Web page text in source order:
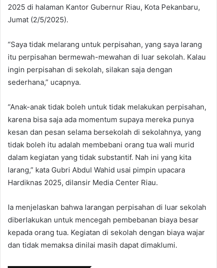
2025 di halaman Kantor Gubernur Riau, Kota Pekanbaru,
Jumat (2/5/2025).
“Saya tidak melarang untuk perpisahan, yang saya larang
itu perpisahan bermewah-mewahan di luar sekolah. Kalau
ingin perpisahan di sekolah, silakan saja dengan
sederhana,” ucapnya.
“Anak-anak tidak boleh untuk tidak melakukan perpisahan,
karena bisa saja ada momentum supaya mereka punya
kesan dan pesan selama bersekolah di sekolahnya, yang
tidak boleh itu adalah membebani orang tua wali murid
dalam kegiatan yang tidak substantif. Nah ini yang kita
larang,” kata Gubri Abdul Wahid usai pimpin upacara
Hardiknas 2025, dilansir Media Center Riau.
Ia menjelaskan bahwa larangan perpisahan di luar sekolah
diberlakukan untuk mencegah pembebanan biaya besar
kepada orang tua. Kegiatan di sekolah dengan biaya wajar
dan tidak memaksa dinilai masih dapat dimaklumi.